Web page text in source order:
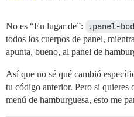
No es “En lugar de”: .panel-
todos los cuerpos de panel,
apunta, bueno, al panel de
Así que no sé qué cambió
tu código anterior. Pero si quieres
menú de hamburguesa, esto me